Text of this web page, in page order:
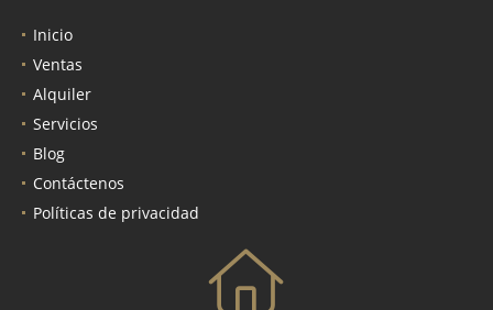
Inicio
Ventas
Alquiler
Servicios
Blog
Contáctenos
Políticas de privacidad